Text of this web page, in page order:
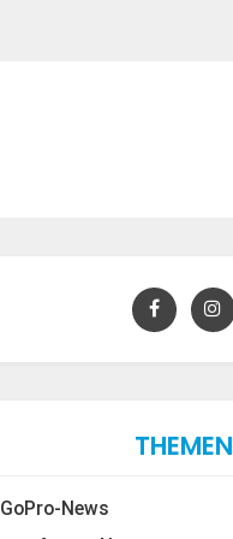
THEMEN
GoPro-News